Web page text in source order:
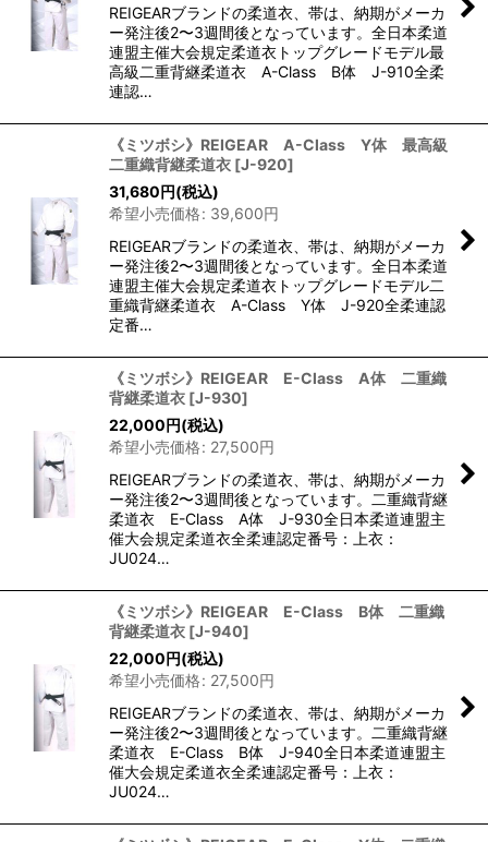
REIGEARブランドの柔道衣、帯は、納期がメーカ
ー発注後2〜3週間後となっています。全日本柔道
連盟主催大会規定柔道衣トップグレードモデル最
高級二重背継柔道衣 A-Class B体 J-910全柔
連認…
《ミツボシ》REIGEAR A-Class Y体 最高級
二重織背継柔道衣 [J-920]
31,680円(税込)
希望小売価格: 39,600円
REIGEARブランドの柔道衣、帯は、納期がメーカ
ー発注後2〜3週間後となっています。全日本柔道
連盟主催大会規定柔道衣トップグレードモデル二
重織背継柔道衣 A-Class Y体 J-920全柔連認
定番…
《ミツボシ》REIGEAR E-Class A体 二重織
背継柔道衣 [J-930]
22,000円(税込)
希望小売価格: 27,500円
REIGEARブランドの柔道衣、帯は、納期がメーカ
ー発注後2〜3週間後となっています。二重織背継
柔道衣 E-Class A体 J-930全日本柔道連盟主
催大会規定柔道衣全柔連認定番号：上衣：
JU024…
《ミツボシ》REIGEAR E-Class B体 二重織
背継柔道衣 [J-940]
22,000円(税込)
希望小売価格: 27,500円
REIGEARブランドの柔道衣、帯は、納期がメーカ
ー発注後2〜3週間後となっています。二重織背継
柔道衣 E-Class B体 J-940全日本柔道連盟主
催大会規定柔道衣全柔連認定番号：上衣：
JU024…